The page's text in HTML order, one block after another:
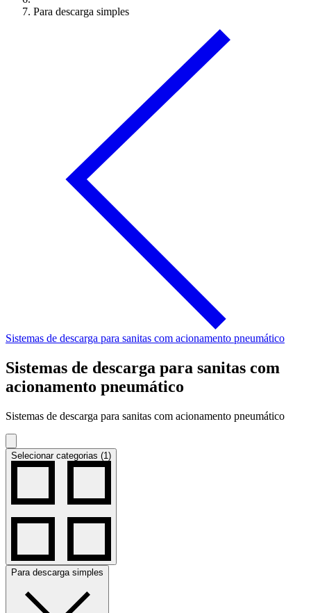
Para descarga simples
Sistemas de descarga para sanitas com acionamento pneumático
Sistemas de descarga para sanitas com
acionamento pneumático
Sistemas de descarga para sanitas com acionamento pneumático
Selecionar categorias (1)
Para descarga simples